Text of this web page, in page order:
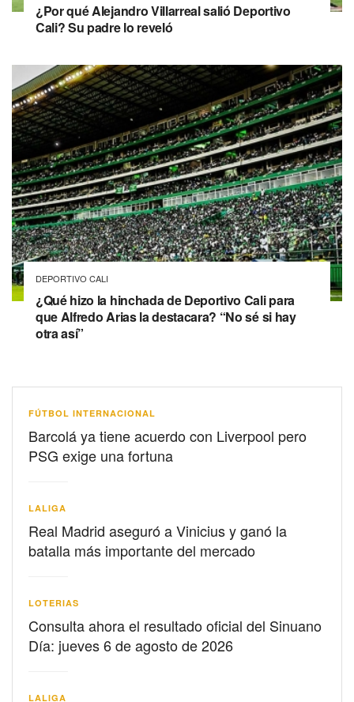
¿Por qué Alejandro Villarreal salió Deportivo
Cali? Su padre lo reveló
DEPORTIVO CALI
¿Qué hizo la hinchada de Deportivo Cali para
que Alfredo Arias la destacara? “No sé si hay
otra así”
FÚTBOL INTERNACIONAL
Barcolá ya tiene acuerdo con Liverpool pero
PSG exige una fortuna
LALIGA
Real Madrid aseguró a Vinicius y ganó la
batalla más importante del mercado
LOTERIAS
Consulta ahora el resultado oficial del Sinuano
Día: jueves 6 de agosto de 2026
LALIGA